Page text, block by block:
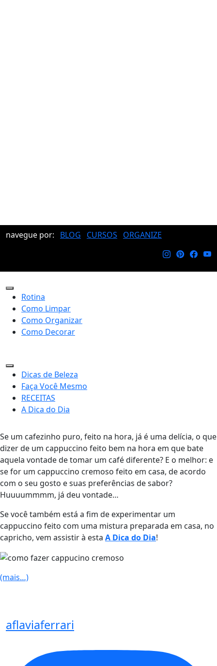
navegue por: BLOG CURSOS ORGANIZE
Rotina
Como Limpar
Como Organizar
Como Decorar
Dicas de Beleza
Faça Você Mesmo
RECEITAS
A Dica do Dia
Se um cafezinho puro, feito na hora, já é uma delícia, o que
dizer de um cappuccino feito bem na hora em que bate
aquela vontade de tomar um café diferente? E o melhor: e
se for um cappuccino cremoso feito em casa, de acordo
com o seu gosto e suas preferências de sabor?
Huuuummmm, já deu vontade…
Se você também está a fim de experimentar um
cappuccino feito com uma mistura preparada em casa, no
capricho, vem assistir à esta A Dica do Dia!
(mais…)
aflaviaferrari